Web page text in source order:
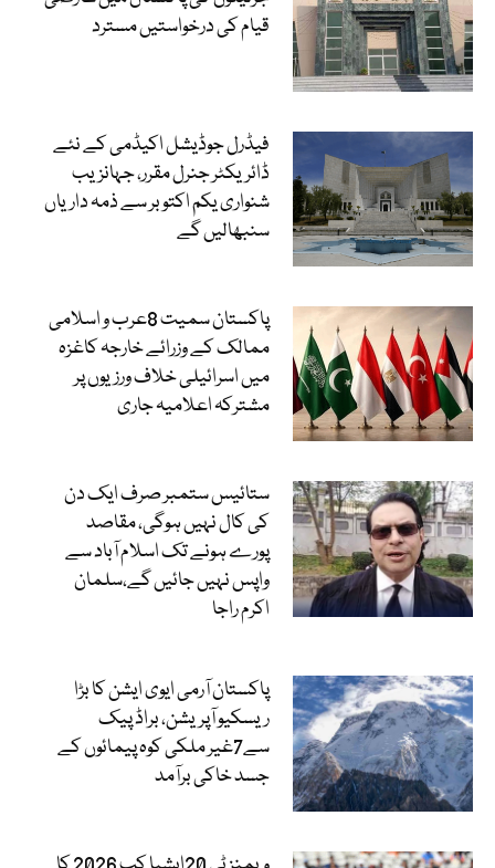
قیام کی درخواستیں مسترد
فیڈرل جوڈیشل اکیڈمی کے نئے
ڈائریکٹر جنرل مقرر، جہانزیب
شنواری یکم اکتوبر سے ذمہ داریاں
سنبھالیں گے
پاکستان سمیت 8عرب و اسلامی
ممالک کے وزرائے خارجہ کاغزہ
میں اسرائیلی خلاف ورزیوں پر
مشترکہ اعلامیہ جاری
ستائیس ستمبر صرف ایک دن
کی کال نہیں ہوگی، مقاصد
پورے ہونے تک اسلام آباد سے
واپس نہیں جائیں گے،سلمان
اکرم راجا
پاکستان آرمی ایوی ایشن کا بڑا
ریسکیو آپریشن، براڈ پیک
سے7غیر ملکی کوہ پیمائوں کے
جسد خاکی برآمد